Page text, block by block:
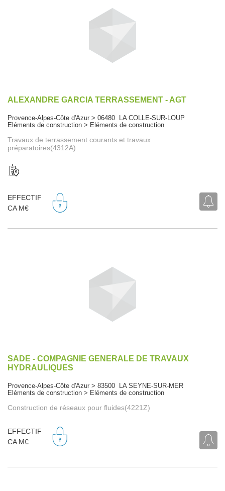
ALEXANDRE GARCIA TERRASSEMENT - AGT
Provence-Alpes-Côte d'Azur > 06480 LA COLLE-SUR-LOUP
Eléments de construction > Eléments de construction
Travaux de terrassement courants et travaux
préparatoires(4312A)
EFFECTIF
CA M€
SADE - COMPAGNIE GENERALE DE TRAVAUX
HYDRAULIQUES
Provence-Alpes-Côte d'Azur > 83500 LA SEYNE-SUR-MER
Eléments de construction > Eléments de construction
Construction de réseaux pour fluides(4221Z)
EFFECTIF
CA M€